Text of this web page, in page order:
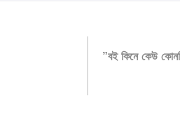
”বই কিনে কেউ